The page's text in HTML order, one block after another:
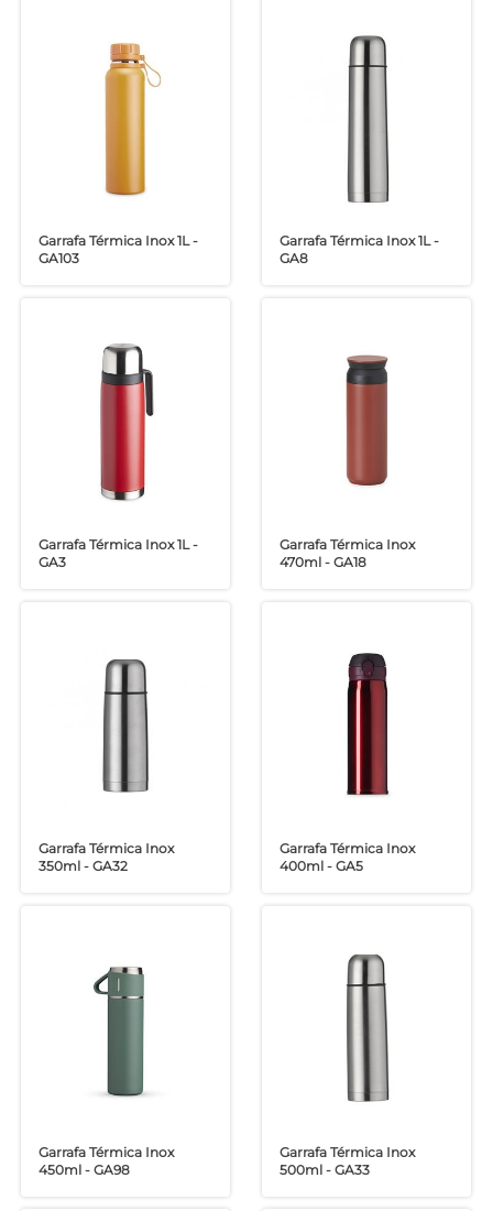
Garrafa Térmica Inox 1L -
GA103
Garrafa Térmica Inox 1L -
GA8
Garrafa Térmica Inox 1L -
GA3
Garrafa Térmica Inox
470ml - GA18
Garrafa Térmica Inox
350ml - GA32
Garrafa Térmica Inox
400ml - GA5
Garrafa Térmica Inox
450ml - GA98
Garrafa Térmica Inox
500ml - GA33